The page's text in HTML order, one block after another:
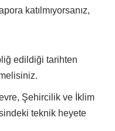
katılmıyorsanız,
edildiği tarihten
Şehircilik ve İklim
teknik heyete